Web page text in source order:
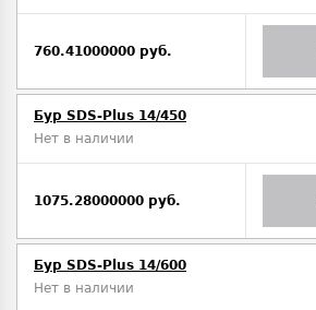
760.41000000 руб.
Бур SDS-Plus 14/450
Нет в наличии
1075.28000000 руб.
Бур SDS-Plus 14/600
Нет в наличии